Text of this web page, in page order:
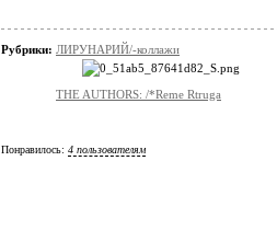
Рубрики: ЛИРУНАРИЙ/-коллажи
THE AUTHORS: /*Reme Rtruga
Понравилось: 4 пользователям